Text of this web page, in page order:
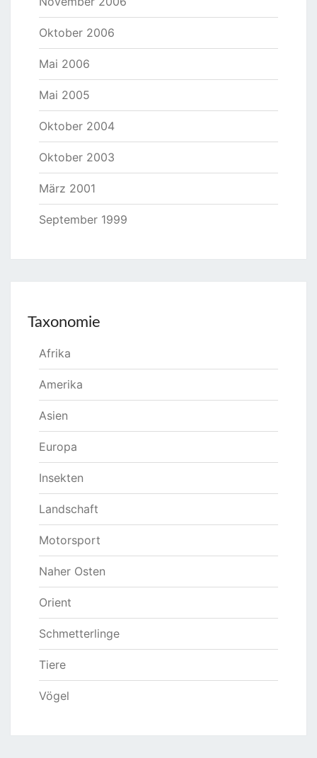
Oktober 2006
Mai 2006
Mai 2005
Oktober 2004
Oktober 2003
März 2001
September 1999
Taxonomie
Afrika
Amerika
Asien
Europa
Insekten
Landschaft
Motorsport
Naher Osten
Orient
Schmetterlinge
Tiere
Vögel